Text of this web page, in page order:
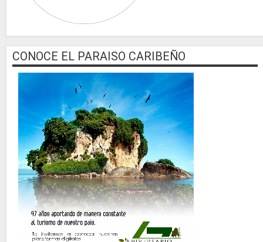
CONOCE EL PARAISO CARIBEÑO